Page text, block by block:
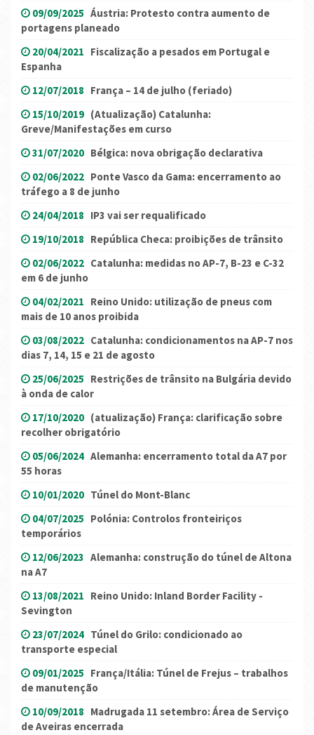
09/09/2025 Áustria: Protesto contra aumento de
portagens planeado
20/04/2021 Fiscalização a pesados em Portugal e
Espanha
12/07/2018 França – 14 de julho (feriado)
15/10/2019 (Atualização) Catalunha:
Greve/Manifestações em curso
31/07/2020 Bélgica: nova obrigação declarativa
02/06/2022 Ponte Vasco da Gama: encerramento ao
tráfego a 8 de junho
24/04/2018 IP3 vai ser requalificado
19/10/2018 República Checa: proibições de trânsito
02/06/2022 Catalunha: medidas no AP-7, B-23 e C-32
em 6 de junho
04/02/2021 Reino Unido: utilização de pneus com
mais de 10 anos proibida
03/08/2022 Catalunha: condicionamentos na AP-7 nos
dias 7, 14, 15 e 21 de agosto
25/06/2025 Restrições de trânsito na Bulgária devido
à onda de calor
17/10/2020 (atualização) França: clarificação sobre
recolher obrigatório
05/06/2024 Alemanha: encerramento total da A7 por
55 horas
10/01/2020 Túnel do Mont-Blanc
04/07/2025 Polónia: Controlos fronteiriços
temporários
12/06/2023 Alemanha: construção do túnel de Altona
na A7
13/08/2021 Reino Unido: Inland Border Facility -
Sevington
23/07/2024 Túnel do Grilo: condicionado ao
transporte especial
09/01/2025 França/Itália: Túnel de Frejus – trabalhos
de manutenção
10/09/2018 Madrugada 11 setembro: Área de Serviço
de Aveiras encerrada